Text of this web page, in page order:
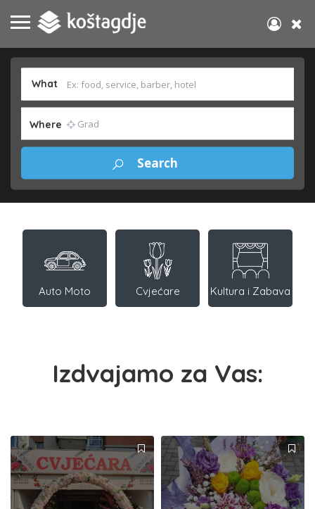
What
Where
Auto Moto Cvjećare Kultura i Zabava
Izdvajamo za Vas: